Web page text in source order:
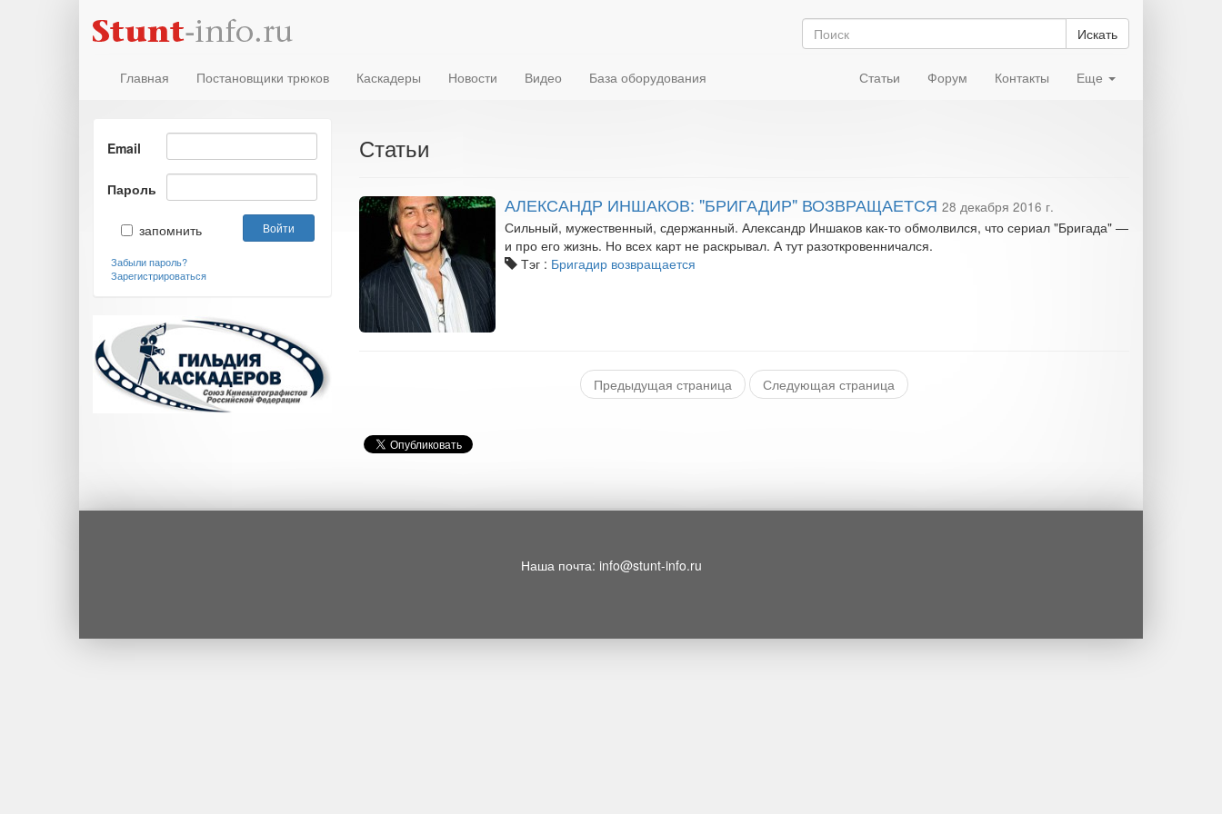
Искать
Главная Постановщики трюков Каскадеры Новости Видео База оборудования Статьи Форум Контакты Еще
Email
Пароль
запомнить
Забыли пароль?
Зарегистрироваться
Статьи
АЛЕКСАНДР ИНШАКОВ: "БРИГАДИР" ВОЗВРАЩАЕТСЯ 28 декабря 2016 г.
Сильный, мужественный, сдержанный. Александр Иншаков как-то обмолвился, что сериал "Бригада" —
и про его жизнь. Но всех карт не раскрывал. А тут разоткровенничался.
Тэг : Бригадир возвращается
Предыдущая страница Следующая страница
Наша почта: info@stunt-info.ru